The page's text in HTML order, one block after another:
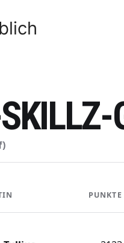
PUNKTE